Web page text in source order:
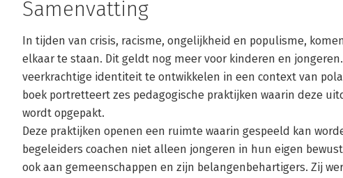
Samenvatting
In tijden van crisis, racisme, ongelijkheid en populisme,
elkaar te staan. Dit geldt nog meer voor kinderen en
veerkrachtige identiteit te ontwikkelen in een context van
boek portretteert zes pedagogische praktijken waarin deze
wordt opgepakt.
Deze praktijken openen een ruimte waarin gespeeld kan
begeleiders coachen niet alleen jongeren in hun eigen
ook aan gemeenschappen en zijn belangenbehartigers. Zij